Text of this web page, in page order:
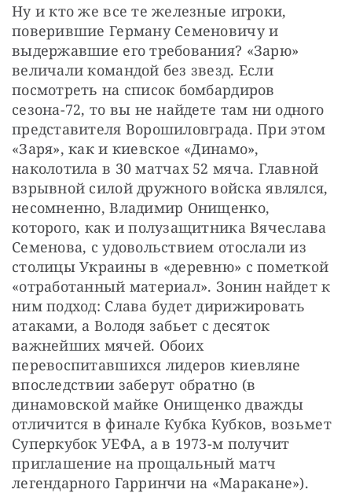
Ну и кто же все те железные игроки,
поверившие Герману Семеновичу и
выдержавшие его требования? «Зарю»
величали командой без звезд. Если
посмотреть на список бомбардиров
сезона-72, то вы не найдете там ни одного
представителя Ворошиловграда. При этом
«Заря», как и киевское «Динамо»,
наколотила в 30 матчах 52 мяча. Главной
взрывной силой дружного войска являлся,
несомненно, Владимир Онищенко,
которого, как и полузащитника Вячеслава
Семенова, с удовольствием отослали из
столицы Украины в «деревню» с пометкой
«отработанный материал». Зонин найдет к
ним подход: Слава будет дирижировать
атаками, а Володя забьет с десяток
важнейших мячей. Обоих
перевоспитавшихся лидеров киевляне
впоследствии заберут обратно (в
динамовской майке Онищенко дважды
отличится в финале Кубка Кубков, возьмет
Суперкубок УЕФА, а в 1973-м получит
приглашение на прощальный матч
легендарного Гарринчи на «Маракане»).